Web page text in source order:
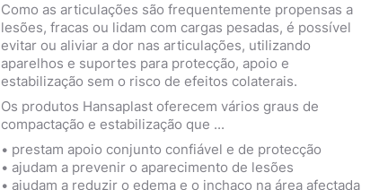
Como as articulações são frequentemente propensas a
lesões, fracas ou lidam com cargas pesadas, é possível
evitar ou aliviar a dor nas articulações, utilizando
aparelhos e suportes para protecção, apoio e
estabilização sem o risco de efeitos colaterais.
Os produtos Hansaplast oferecem vários graus de
compactação e estabilização que ...
• prestam apoio conjunto confiável e de protecção
• ajudam a prevenir o aparecimento de lesões
• ajudam a reduzir o edema e o inchaço na área afectada